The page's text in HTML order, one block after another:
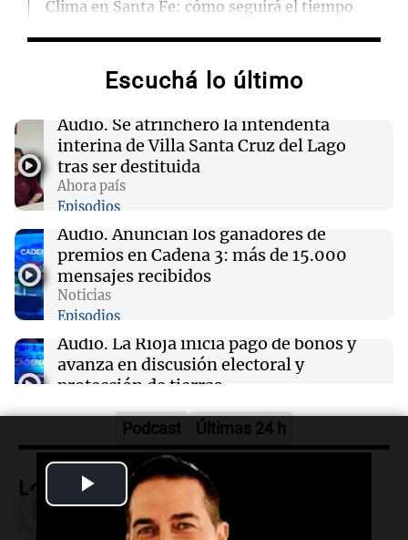
Play
Video
Clima en Santa Fe: cómo seguirá el tiempo
Juntos
Santa Cruz del Lago y se atrincheró
12:13 Sociedad
Quiniela la primera de la mañana: conocé los
números ganadores de hoy viernes 7 de
agosto.
12:11 Clima
Clima en Rosario: cómo seguirá el tiempo este
viernes 7 de agosto
Escuchá lo último
Audio. Se atrincheró la intendenta
interina de Villa Santa Cruz del Lago
tras ser destituida
Ahora país
Episodios
Audio. Anuncian los ganadores de
premios en Cadena 3: más de 15.000
mensajes recibidos
Noticias
Episodios
Audio. La Rioja inicia pago de bonos y
avanza en discusión electoral y
protección de tierras
Audio.Los Tekis presentaron
"Cordillera y Mar" y llenaron de
carnaval el estudio de Cadena 3
Podcast Últimas 24 h
Lo más visto